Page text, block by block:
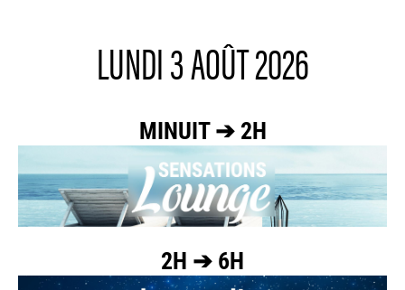
LUNDI 3 AOÛT 2026
MINUIT ➔ 2H
2H ➔ 6H